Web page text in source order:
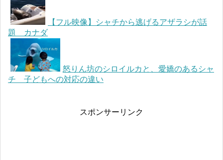
【フル映像】シャチから逃げるアザラシが話
題 カナダ
怒りん坊のシロイルカと、愛嬌のあるシャ
チ 子どもへの対応の違い
スポンサーリンク